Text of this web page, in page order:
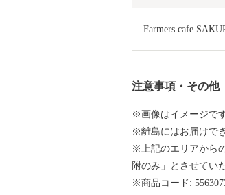
Farmers cafe
注意事項・その他
※画像はイメージです
※離島にはお届けで
※上記のエリアから
附のみ」とさせてい
※商品コード: